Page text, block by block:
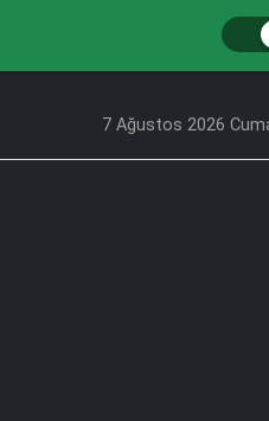
7 Ağustos 2026